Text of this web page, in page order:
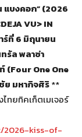
แบงคอก” (2026
VU> IN
ร์ที่ 6 มิถุนายน
รัล พลาซ่า
(Four One One
ย มหากิจศิริ**
ทยทิคเก็ตเมเจอร์
2026-kiss-of-